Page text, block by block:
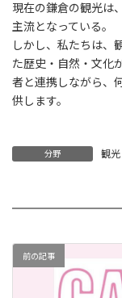
現在の鎌倉の観光は
主流となっている。
しかし、私たちは、
た歴史・自然・文化
者と連携しながら、
供します。
分野 観光
前の記事